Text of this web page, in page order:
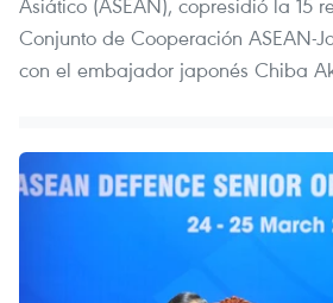
Asiático (ASEAN), copresidió la 15
Conjunto de Cooperación ASEAN-
con el embajador japonés Chiba